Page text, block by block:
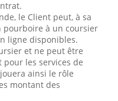
le Client peut, à sa
pourboire à un coursier
ligne disponibles.
et ne peut être
les services de
ainsi le rôle
montant des